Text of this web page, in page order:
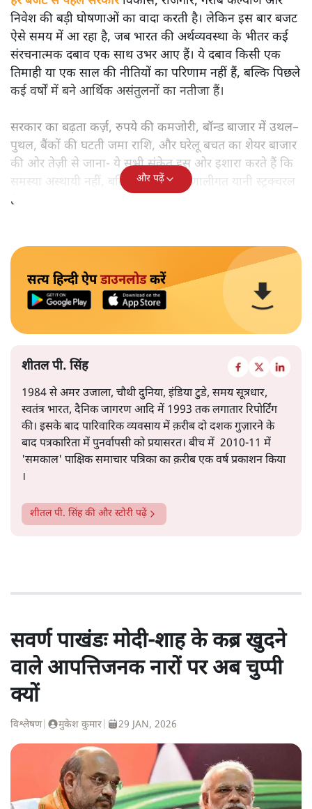
निवेश की बड़ी घोषणाओं का वादा करती है। लेकिन इस बार बजट
ऐसे समय में आ रहा है, जब भारत की अर्थव्यवस्था के भीतर कई
संरचनात्मक दबाव एक साथ उभर आए हैं। ये दबाव किसी एक
तिमाही या एक साल की नीतियों का परिणाम नहीं हैं, बल्कि पिछले
कई वर्षों में बने आर्थिक असंतुलनों का नतीजा हैं।
सरकार का बढ़ता कर्ज़, रुपये की कमजोरी, बॉन्ड बाजार में उथल–
पुथल, बैंकों की घटती जमा राशि, और घरेलू बचत का शेयर बाजार
की ओर तेज़ी से जाना- ये सभी संकेत इस ओर इशारा करते हैं कि
समस्या अस्थायी नहीं, बल्कि गहरी और प्रणालीगत यानी स्ट्रक्चरल
है।
और पढ़ें
सत्य हिन्दी ऐपडाउनलोडकरें
शीतल पी. सिंह
1984 से अमर उजाला, चौथी दुनिया, इंडिया टुडे, समय सूत्रधार,
स्वतंत्र भारत, दैनिक जागरण आदि में 1993 तक लगातार रिपोर्टिंग
की। इसके बाद पारिवारिक व्यवसाय में क़रीब दो दशक गुज़ारने के
बाद पत्रकारिता में पुनर्वापसी को प्रयासरत। बीच में 2010-11 में
'समकाल' पाक्षिक समाचार पत्रिका का क़रीब एक वर्ष प्रकाशन किया
।
शीतल पी. सिंहकी और स्टोरी पढ़ें
सवर्ण पाखंडः मोदी-शाह के कब्र खुदने
वाले आपत्तिजनक नारों पर अब चुप्पी
क्यों
विश्लेषण| मुकेश कुमार 29 JAN, 2026